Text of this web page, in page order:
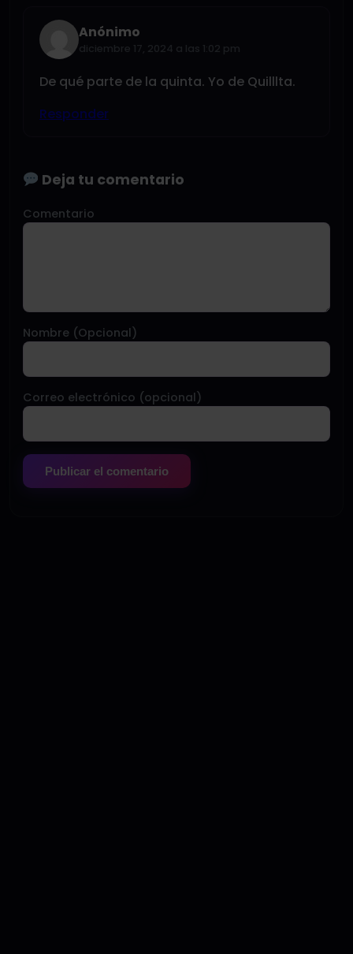
Anónimo
diciembre 17, 2024 a las 1:02 pm
De qué parte de la quinta. Yo de Quilllta.
Responder
Deja tu comentario
Comentario
Nombre (Opcional)
Correo electrónico (opcional)